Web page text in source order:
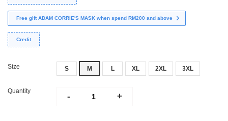
Free gift ADAM CORRIE'S MASK when spend RM200 and above
Credit
Size S M L XL 2XL 3XL
Quantity
- +